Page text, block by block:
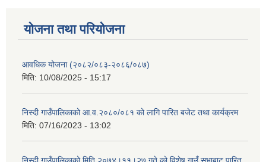
योजना तथा परियोजना
आवधिक योजना (२०८२/०८३-२०८६/०८७)
मिति: 10/08/2025 - 15:17
निस्दी गाउँपालिकाको आ.व.२०८०/०८१ को लागि पारित बजेट तथा कार्यक्रम
मिति: 07/16/2023 - 13:02
निस्दी गाउँपालिकाको मिति २०७४।११।२७ गते को विशेष गाउँ सभाबाट पारित